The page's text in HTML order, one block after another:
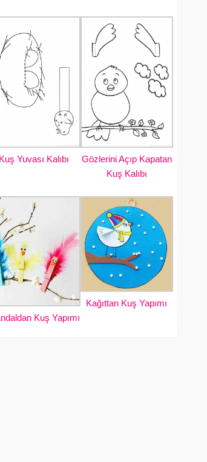
Kuş Yuvası Kalıbı
Gözlerini Açıp Kapatan
Kuş Kalıbı
Kuş Yapımı
Kağıttan Kuş Yapımı